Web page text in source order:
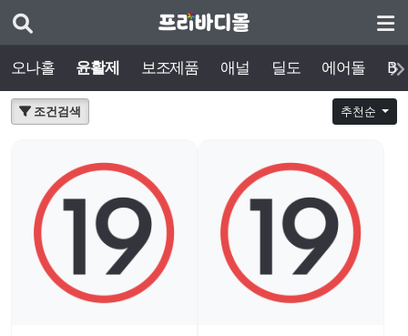
오나홀 윤활제 보조제품 애널 딜도 에어돌
조건검색 추천순